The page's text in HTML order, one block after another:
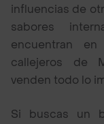
influencias de
sabores
encuentran
callejeros de
venden todo lo
Si buscas un